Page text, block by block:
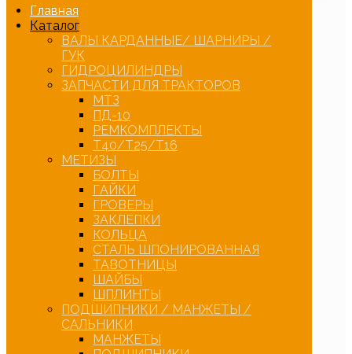
Главная
Каталог
ВАЛЫ КАРДАННЫЕ/ ШАРНИРЫ /
ГУК
ГИДРОЦИЛИНДРЫ
ЗАПЧАСТИ ДЛЯ ТРАКТОРОВ
МТЗ
ПД-10
РЕМКОМПЛЕКТЫ
Т40/Т25/Т16
МЕТИЗЫ
БОЛТЫ
ГАЙКИ
ГРОВЕРЫ
ЗАКЛЕПКИ
КОЛЬЦА
СТАЛЬ ШПОНИРОВАННАЯ
ТАВОТНИЦЫ
ШАЙБЫ
ШПЛИНТЫ
ПОДШИПНИКИ / МАНЖЕТЫ /
САЛЬНИКИ
МАНЖЕТЫ